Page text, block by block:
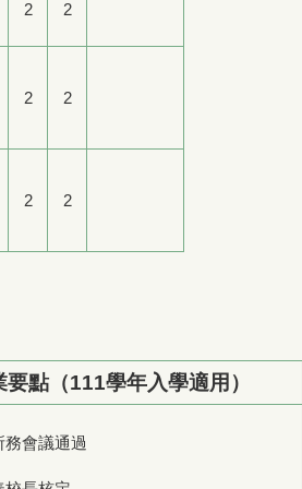
2 2
2 2
2 2
要點 （111學年入學適用）
務會議通過